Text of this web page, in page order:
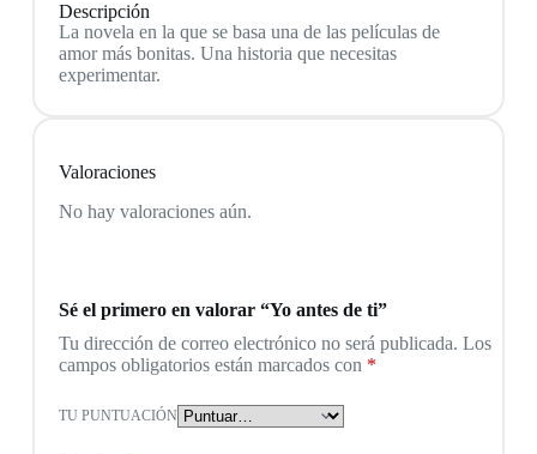
Descripción
La novela en la que se basa una de las películas de
amor más bonitas. Una historia que necesitas
experimentar.
Valoraciones
No hay valoraciones aún.
Sé el primero en valorar “Yo antes de ti”
Tu dirección de correo electrónico no será publicada. Los
campos obligatorios están marcados con *
TU PUNTUACIÓN